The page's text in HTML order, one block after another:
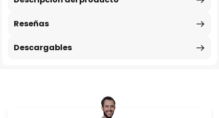
Reseñas
Descargables